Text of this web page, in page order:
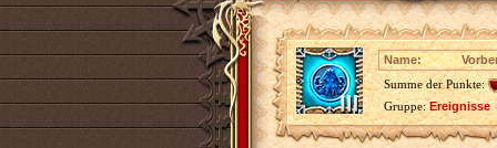
Name:
Summe der Punkte:
Gruppe:Ereignisse